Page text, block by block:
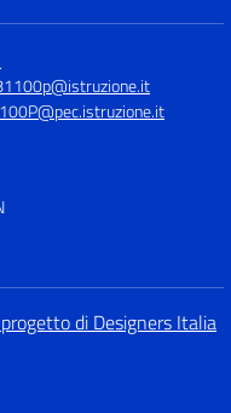
di Designers Italia